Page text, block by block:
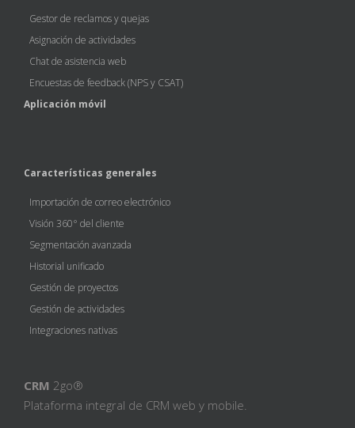
Gestor de reclamos y quejas
Asignación de actividades
Chat de asistencia web
Encuestas de feedback (NPS y CSAT)
Aplicación móvil
Características generales
Importación de correo electrónico
Visión 360° del cliente
Segmentación avanzada
Historial unificado
Gestión de proyectos
Gestión de actividades
Integraciones nativas
CRM 2go®
Plataforma integral de CRM web y mobile.